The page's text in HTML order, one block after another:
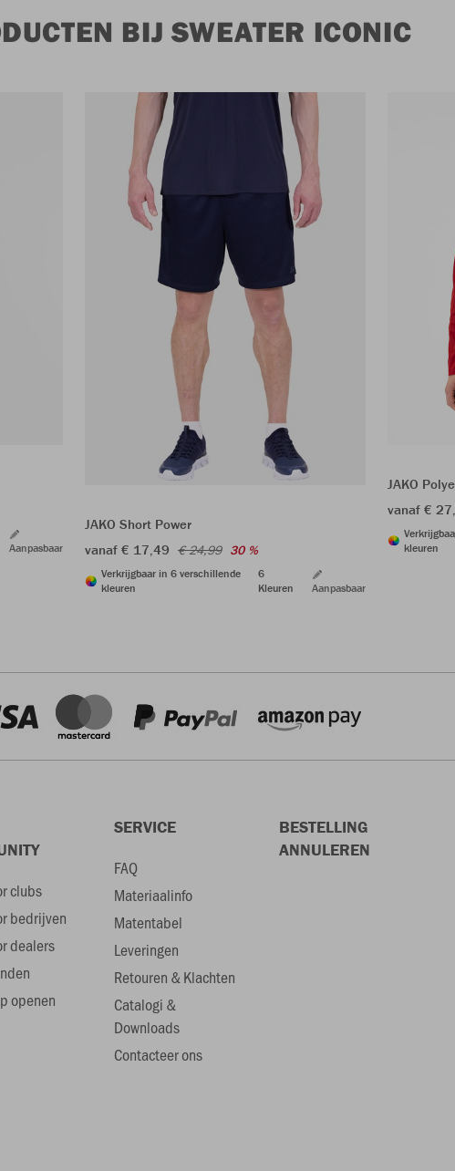
BIJ SWEATER ICONIC
Aanpasbaar
JAKO Short Power
vanaf € 17,49 € 24,99 30 %
Verkrijgbaar in 6 verschillende
kleuren
6
Kleuren
Aanpasbaar
JAKO
vanaf €
kleuren
clubs
bedrijven
dealers
openen
SERVICE
FAQ
Materiaalinfo
Matentabel
Leveringen
Retouren & Klachten
Catalogi &
Downloads
Contacteer ons
BESTELLING
ANNULEREN